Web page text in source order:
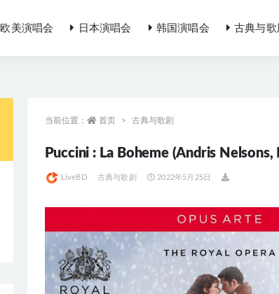
欧美演唱会 日本演唱会 韩国演唱会 古典与歌
当前位置： 首页 古典与歌剧
Puccini : La Boheme (Andris
LiveBD 古典与歌剧 2022年5月25日